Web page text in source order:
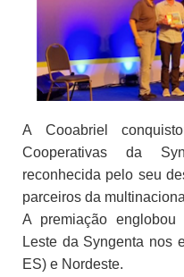
A Cooabriel
Cooperativas da
reconhecida pelo seu
parceiros da
A premiação
Leste da Syngenta nos
ES) e Nordeste.